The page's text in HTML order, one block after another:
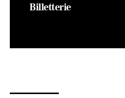
Billetterie